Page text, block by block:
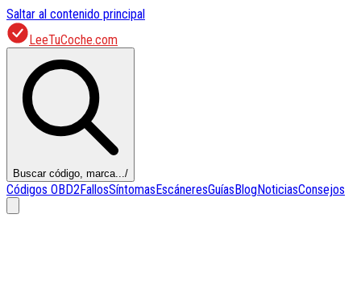
Saltar al contenido principal
LeeTuCoche.com
Buscar código, marca.../
Códigos OBD2FallosSíntomasEscáneresGuíasBlogNoticiasConsejos